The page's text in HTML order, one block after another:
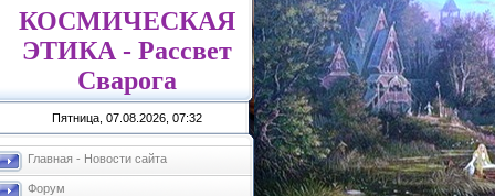
КОСМИЧЕСКАЯ
ЭТИКА - Рассвет
Сварога
Пятница, 07.08.2026, 07:32
Главная - Новости сайта
Форум